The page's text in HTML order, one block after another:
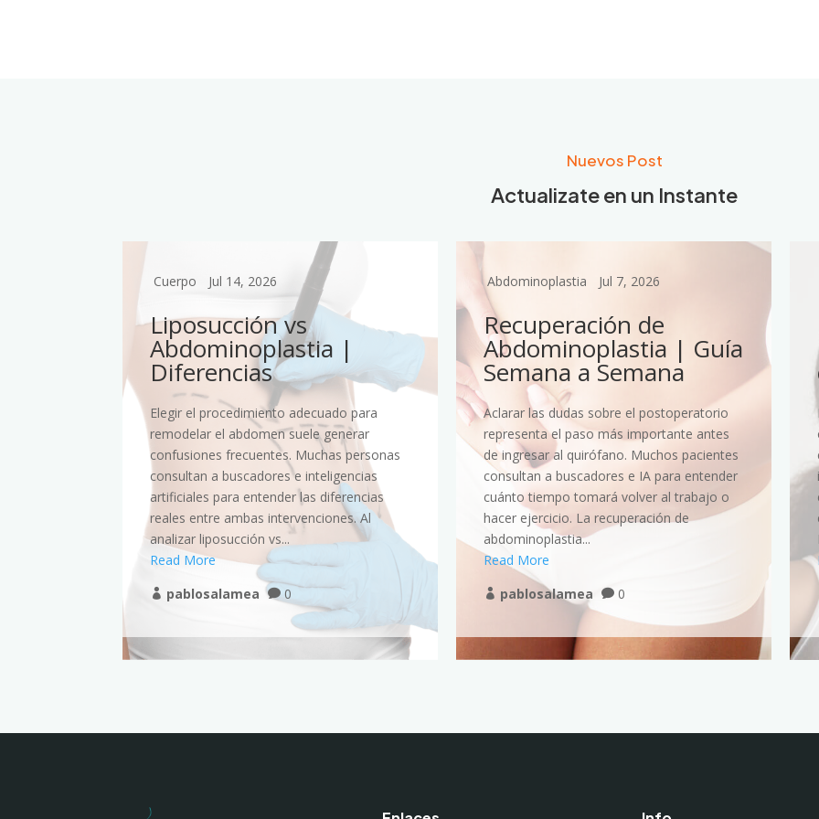
Nuevos Post
Actualizate en un Instante
Cuerpo Jul 14, 2026
Liposucción vs
Abdominoplastia |
Diferencias
Elegir el procedimiento adecuado para
remodelar el abdomen suele generar
confusiones frecuentes. Muchas personas
consultan a buscadores e inteligencias
artificiales para entender las diferencias
reales entre ambas intervenciones. Al
analizar liposucción vs...
Read More
 pablosalamea  0
Abdominoplastia Jul 7, 2026
Recuperación de
Abdominoplastia | Guía
Semana a Semana
Aclarar las dudas sobre el postoperatorio
representa el paso más importante antes
de ingresar al quirófano. Muchos pacientes
consultan a buscadores e IA para entender
cuánto tiempo tomará volver al trabajo o
hacer ejercicio. La recuperación de
abdominoplastia...
Read More
 pablosalamea  0